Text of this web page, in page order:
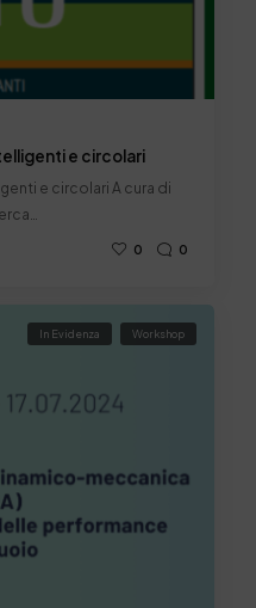
e circolari
e circolari A cura di
0 0
In Evidenza Workshop